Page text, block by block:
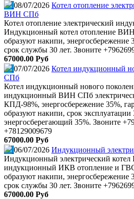
08/07/2026 Котел отопление
ВИН СПб
Котел отопление электрический
Индукционный котел отопление
образуют накипи, энергосбережение
срок службы 30 лет. Звоните
67000.00 Руб
07/07/2026 Котел индукционный
СПб
Котел индукционный нового
индукционный ВИН СПб
КПД-98%, энергосбережение 35%,
образуют накипи, срок эксплуатации
энергосберегающий 35%. Звоните
+78129009679
67000.00 Руб
06/07/2026 Индукционный
Индукционный электрический
индукционный ИКВ отопление и
образуют накипи, энергосбережение
срок службы 30 лет. Звоните
67000.00 Руб